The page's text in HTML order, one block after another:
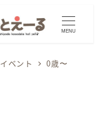
MENU
イベント
0歳〜